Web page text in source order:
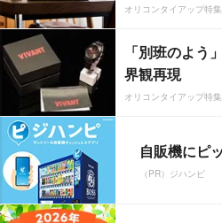
オリコンタイアップ特集
「別班のよう
界観再現
オリコンタイアップ特集
自販機にピ
（PR）ジハンピ